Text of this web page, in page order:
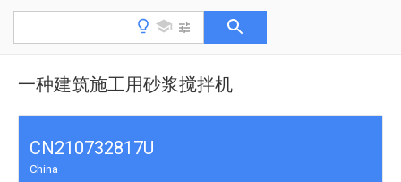
一种建筑施工用砂浆搅拌机
CN210732817U
China